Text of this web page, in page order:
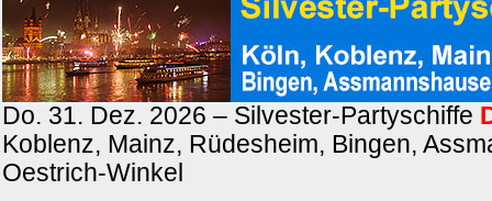
Do. 31. Dez. 2026 – Silvester-Partyschiffe
Koblenz, Mainz, Rüdesheim, Bingen,
Oestrich-Winkel